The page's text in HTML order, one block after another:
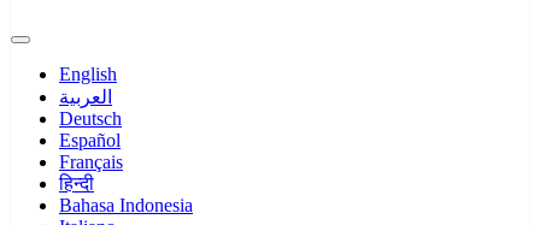
English
العربية
Deutsch
Español
Français
हिन्दी
Bahasa Indonesia